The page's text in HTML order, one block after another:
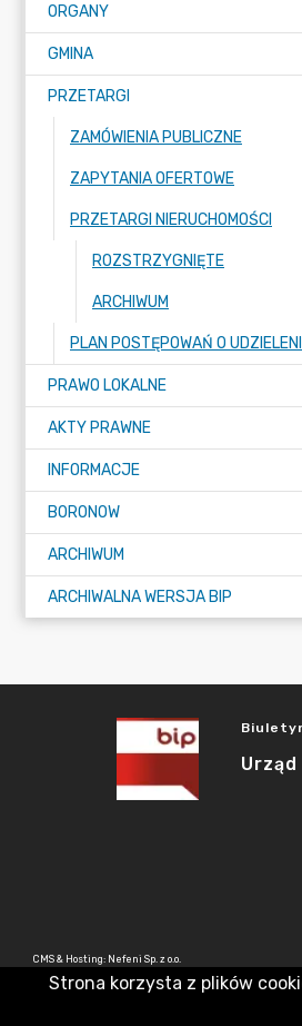
ORGANY
GMINA
PRZETARGI
ZAMÓWIENIA PUBLICZNE
ZAPYTANIA OFERTOWE
PRZETARGI NIERUCHOMOŚCI
ROZSTRZYGNIĘTE
ARCHIWUM
PRAWO LOKALNE
AKTY PRAWNE
INFORMACJE
BORONOW
ARCHIWUM
ARCHIWALNA WERSJA BIP
CMS & Hosting: Nefeni Sp. z o.o.
Strona korzysta z plików